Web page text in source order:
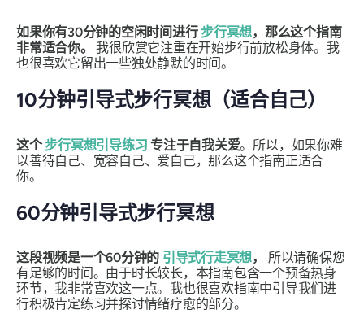
如果你有30分钟的空闲时间进行 步行冥想，那么这个指南
非常适合你。
我很欣赏它注重在开始步行前放松身体。我
也很喜欢它留出一些独处静默的时间。
10分钟引导式步行冥想（适合自己）
这个步行冥想引导练习 专注于自我关爱。所以，如果你难
以善待自己、宽容自己、爱自己，那么这个指南正适合
你。
60分钟引导式步行冥想
这段视频是一个60分钟的 引导式行走冥想，
所以请确保您
有足够的时间。由于时长较长，本指南包含一个预备热身
环节，我非常喜欢这一点。我也很喜欢指南中引导我们进
行积极肯定练习并探讨情绪疗愈的部分。